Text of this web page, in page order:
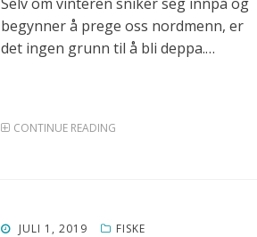
begynner å prege oss nordmenn, er
det ingen grunn til å bli deppa.…
CONTINUE READING
POSTEDJULI 1, 2019 FISKE